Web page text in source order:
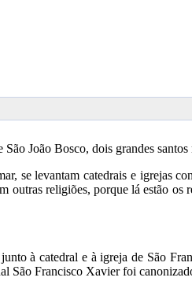
João Bosco, dois grandes
se levantam catedrais e igrejas
outras religiões, porque lá estão
à catedral e à igreja de São
São Francisco Xavier foi